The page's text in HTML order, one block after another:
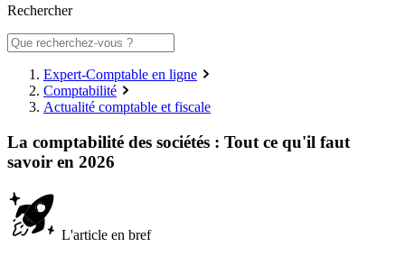
Rechercher
Expert-Comptable en ligne
Comptabilité
Actualité comptable et fiscale
La comptabilité des sociétés : Tout ce qu'il faut
savoir en 2026
L'article en bref